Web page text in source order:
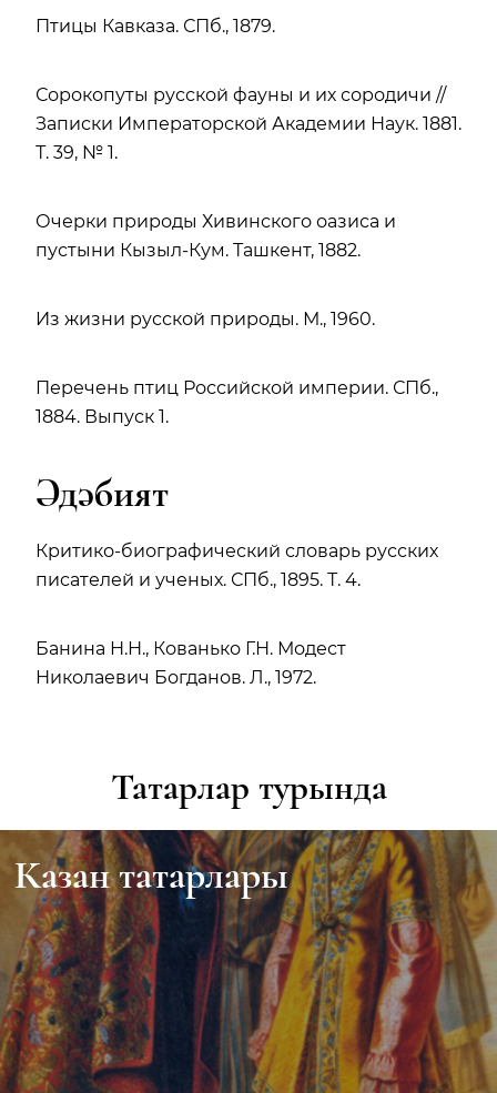
Птицы Кавказа. СПб., 1879.
Сорокопуты русской фауны и их сородичи //
Записки Императорской Академии Наук. 1881.
Т. 39, № 1.
Очерки природы Хивинского оазиса и
пустыни Кызыл-Кум. Ташкент, 1882.
Из жизни русской природы. М., 1960.
Перечень птиц Российской империи. СПб.,
1884. Выпуск 1.
Әдәбият
Критико-биографический словарь русских
писателей и ученых. СПб., 1895. Т. 4.
Банина Н.Н., Кованько Г.Н. Модест
Николаевич Богданов. Л., 1972.
Татарлар турында
Казан татарлары